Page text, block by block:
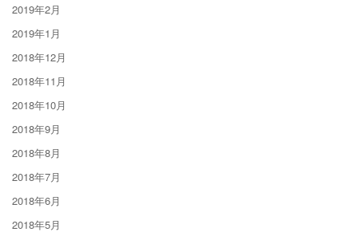
2019年2月
2019年1月
2018年12月
2018年11月
2018年10月
2018年9月
2018年8月
2018年7月
2018年6月
2018年5月